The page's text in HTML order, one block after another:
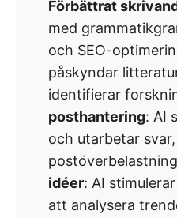
Förbättrat
med
och SEO-
påskyndar
identifierar
posthantering: AI
och utarbetar
idéer: AI
att analysera